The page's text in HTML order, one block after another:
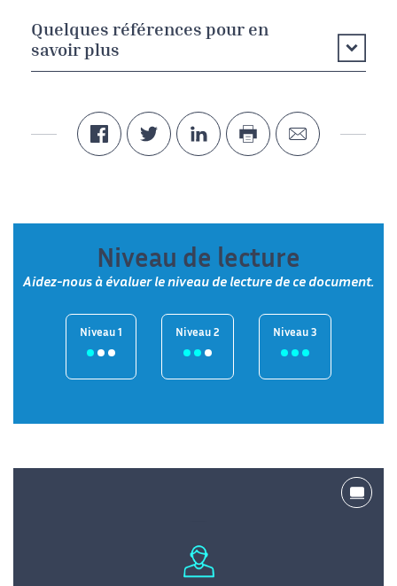
Quelques références pour en
savoir plus
Niveau de lecture
Aidez-nous à évaluer le niveau de lecture de ce document.
Niveau 1 Niveau 2 Niveau 3